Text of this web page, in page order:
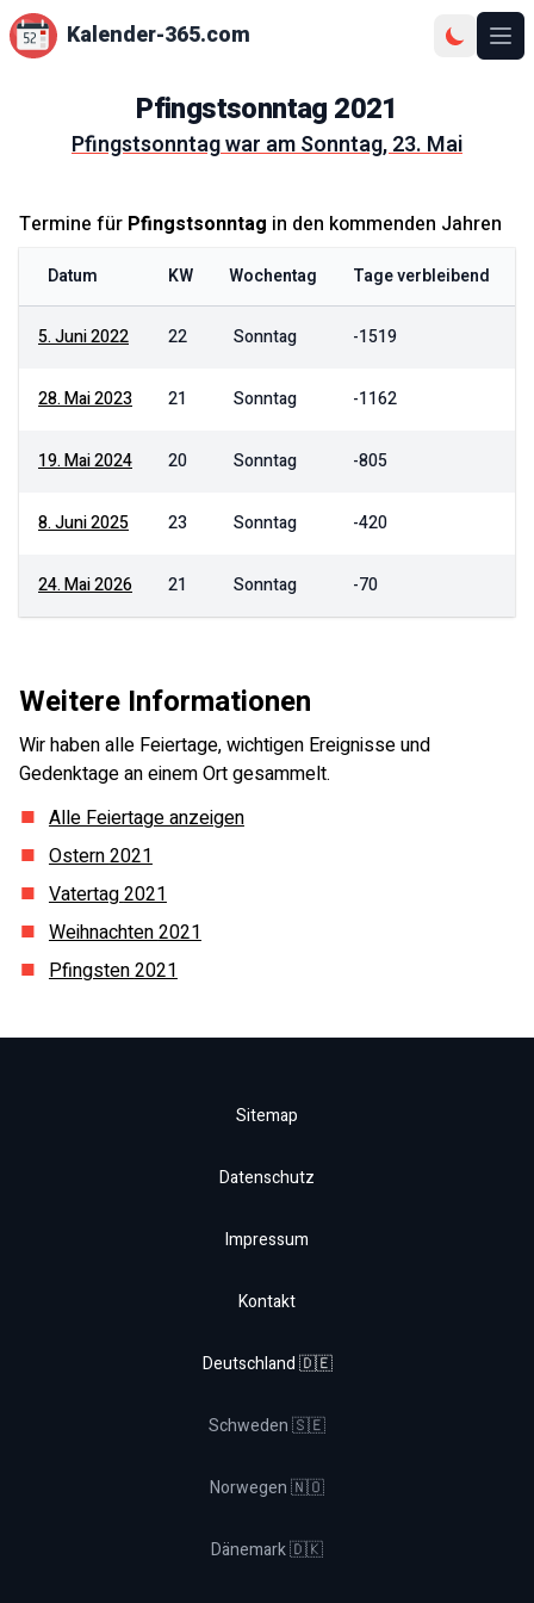
Kalender-365.com
Pfingstsonntag 2021
Pfingstsonntagwar amSonntag, 23. Mai
Termine für Pfingstsonntag in den kommenden Jahren
Datum KW Wochentag Tage verbleibend
5. Juni 2022 22 Sonntag -1519
28. Mai 2023 21 Sonntag -1162
19. Mai 2024 20 Sonntag -805
8. Juni 2025 23 Sonntag -420
24. Mai 2026 21 Sonntag -70
Weitere Informationen
Wir haben alle Feiertage, wichtigen Ereignisse und
Gedenktage an einem Ort gesammelt.
Alle Feiertage anzeigen
Ostern2021
Vatertag2021
Weihnachten2021
Pfingsten2021
Sitemap
Datenschutz
Impressum
Kontakt
Deutschland 🇩🇪
Schweden 🇸🇪
Norwegen 🇳🇴
Dänemark 🇩🇰